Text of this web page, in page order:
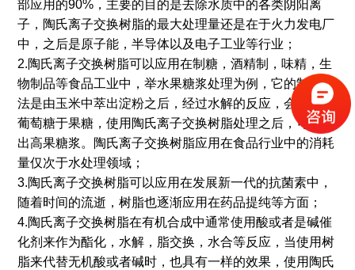
部应用的90%，主要的目的是去除水质中的各类阴阳离
子，陶氏离子交换树脂的最大处理量还是在于火力发电厂
中，之后是原子能，半导体以及电子工业等行业；
2.陶氏离子交换树脂可以应用在制糖，酒精制，味精，生
物制品等食品工业中，举水果糖浆处理为例，它的制造方
法是由玉米中萃出淀粉之后，经过水解的反应，会生产出
葡萄糖于果糖，使用陶氏离子交换树脂处理之后，可生产
出高果糖浆。陶氏离子交换树脂应用在食品行业中的消耗
量仅次于水处理领域；
3.陶氏离子交换树脂可以应用在发展新一代的抗菌素中，
随着时间的流逝，树脂也逐渐应用在药品提纯等方面；
4.陶氏离子交换树脂在有机合成中通常使用酸或者是碱催
化剂来作为酯化，水解，脂交换，水合等反应，当使用树
脂来代替无机酸或者碱时，也具有一样的效果，使用陶氏